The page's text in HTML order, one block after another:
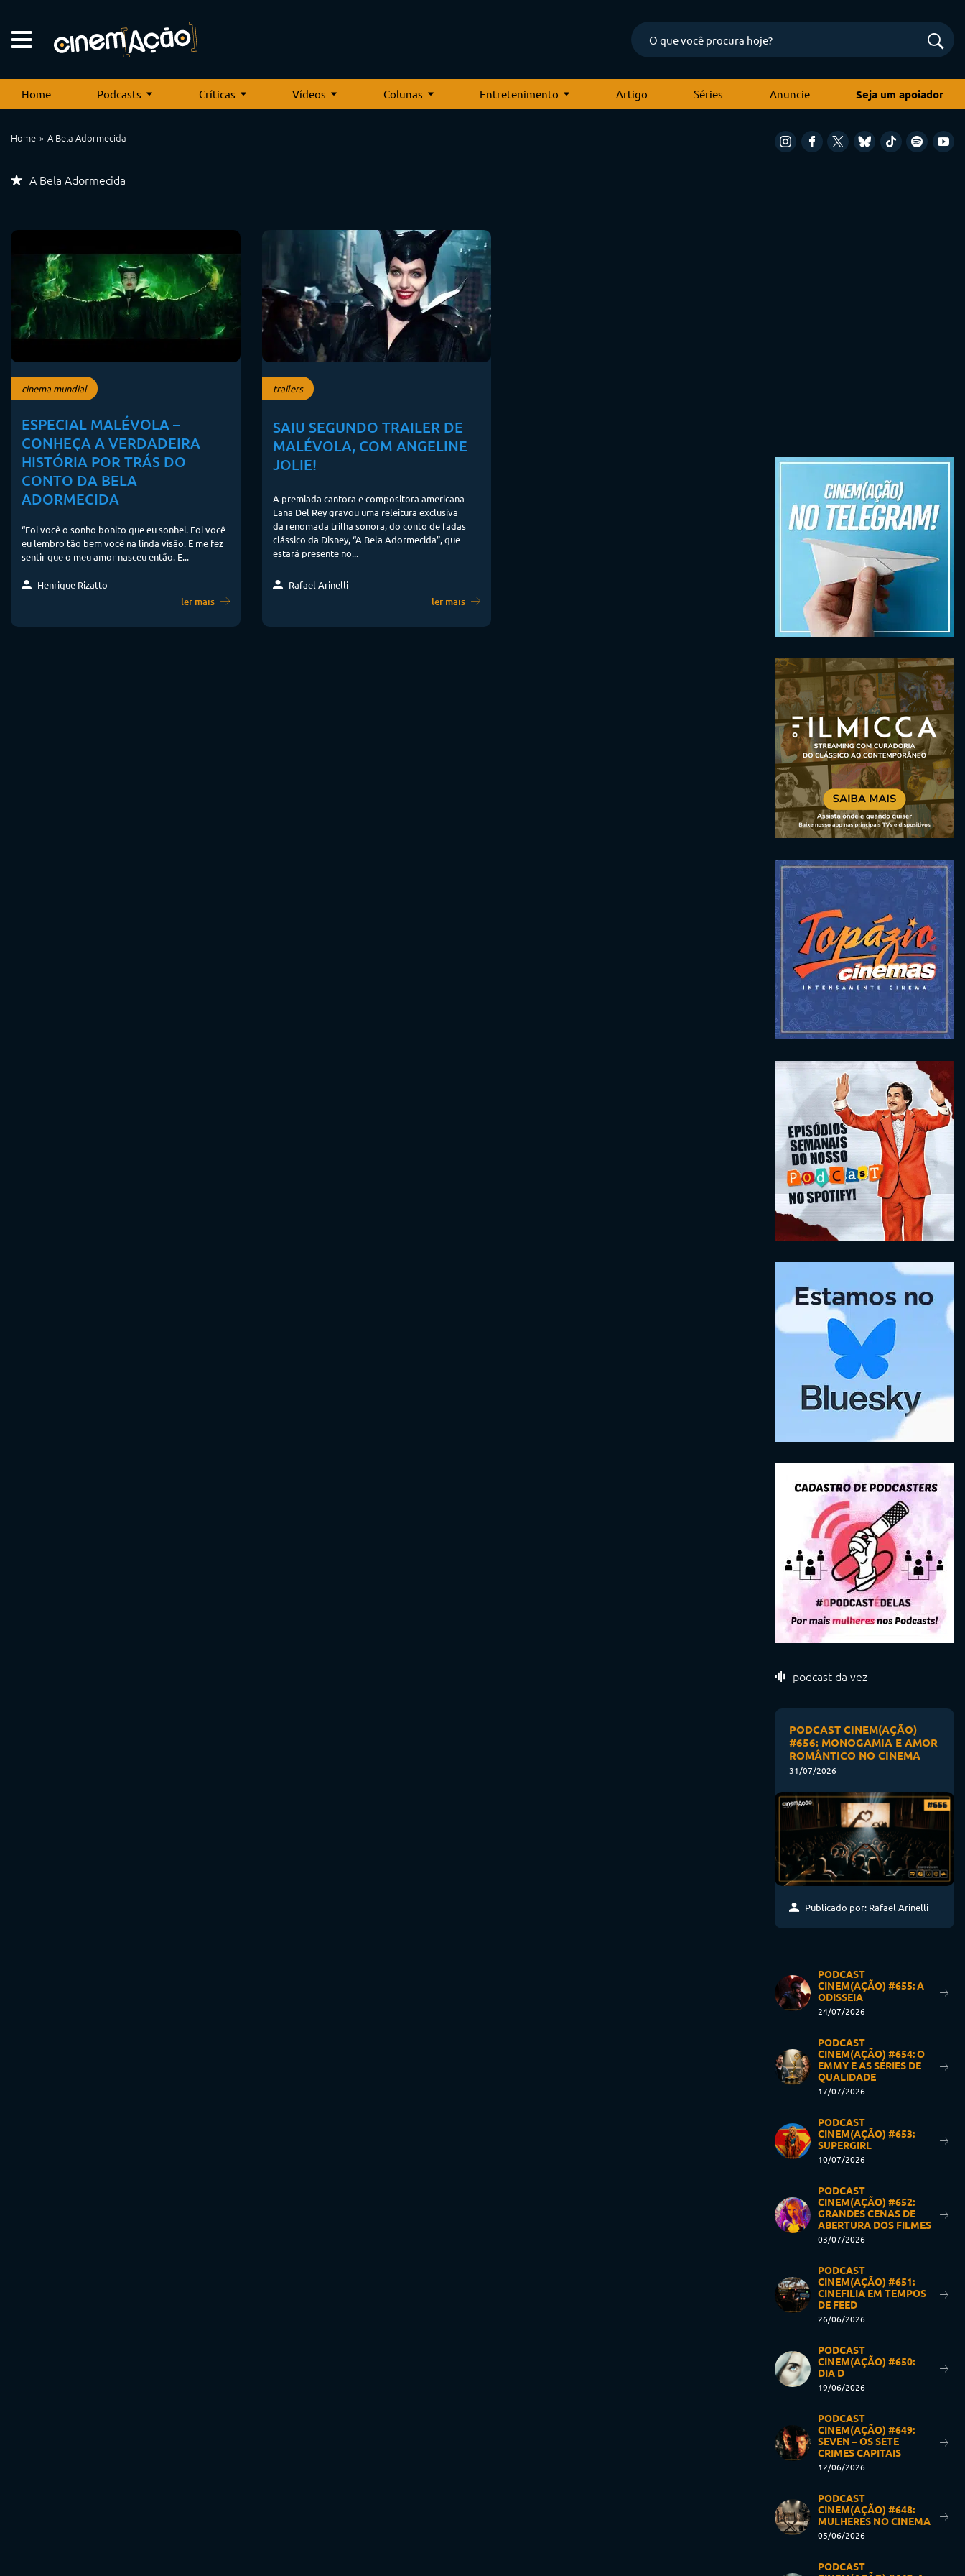
Home Podcasts Críticas Vídeos Colunas Entretenimento Artigo Séries Anuncie Seja um apoiador
Home A Bela Adormecida
A Bela Adormecida
cinema mundial
ESPECIAL MALÉVOLA –
CONHEÇA A VERDADEIRA
HISTÓRIA POR TRÁS DO
CONTO DA BELA
ADORMECIDA
“Foi você o sonho bonito que eu sonhei. Foi você
eu lembro tão bem você na linda visão. E me fez
sentir que o meu amor nasceu então. E...
Henrique Rizatto
ler mais
trailers
SAIU SEGUNDO TRAILER DE
MALÉVOLA, COM ANGELINE
JOLIE!
A premiada cantora e compositora americana
Lana Del Rey gravou uma releitura exclusiva
da renomada trilha sonora, do conto de fadas
clássico da Disney, “A Bela Adormecida”, que
estará presente no...
Rafael Arinelli
ler mais
podcast da vez
PODCAST CINEM(AÇÃO)
#656: MONOGAMIA E AMOR
ROMÂNTICO NO CINEMA
31/07/2026
Publicado por: Rafael Arinelli
PODCAST
CINEM(AÇÃO) #655: A
ODISSEIA
24/07/2026
PODCAST
CINEM(AÇÃO) #654: O
EMMY E AS SÉRIES DE
QUALIDADE
17/07/2026
PODCAST
CINEM(AÇÃO) #653:
SUPERGIRL
10/07/2026
PODCAST
CINEM(AÇÃO) #652:
GRANDES CENAS DE
ABERTURA DOS FILMES
03/07/2026
PODCAST
CINEM(AÇÃO) #651:
CINEFILIA EM TEMPOS
DE FEED
26/06/2026
PODCAST
CINEM(AÇÃO) #650:
DIA D
19/06/2026
PODCAST
CINEM(AÇÃO) #649:
SEVEN – OS SETE
CRIMES CAPITAIS
12/06/2026
PODCAST
CINEM(AÇÃO) #648:
MULHERES NO CINEMA
05/06/2026
PODCAST